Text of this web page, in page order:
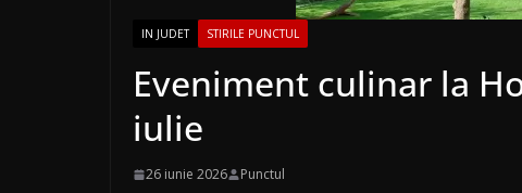
IN JUDET STIRILE PUNCTUL
Eveniment culinar la
iulie
26 iunie 2026 Punctul